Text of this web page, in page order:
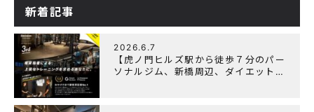
新着記事
2026.6.7
【虎ノ門ヒルズ駅から徒歩７分のパー
ソナルジム、新橋周辺、ダイエットに